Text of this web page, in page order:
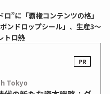
”に「覇権コンテンツの格」
ンドロップシール」、生産3～
トロ熱
Tokyo